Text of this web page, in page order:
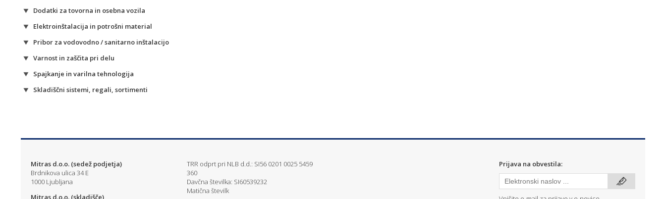
Dodatki za tovorna in osebna vozila
Elektroinštalacija in potrošni material
Pribor za vodovodno / sanitarno inštalacijo
Varnost in zaščita pri delu
Spajkanje in varilna tehnologija
Skladiščni sistemi, regali, sortimenti
Mitras d.o.o. (sedež podjetja)
Brdnikova ulica 34 E
1000 Ljubljana
Mitras d.o.o. (skladišče)
TRR odprt pri NLB d.d.: SI56 0201 0025 5459
360
Davčna številka: SI60539232
Matična številk
Prijava na obvestila: